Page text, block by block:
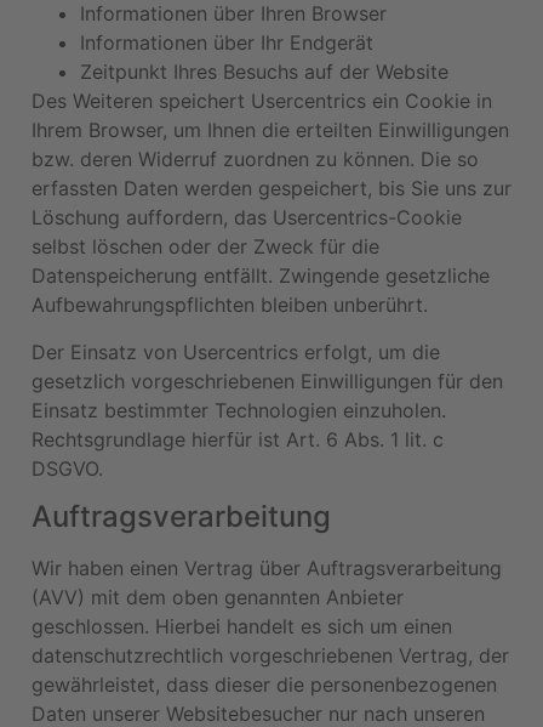
Informationen über Ihren Browser
Informationen über Ihr Endgerät
Zeitpunkt Ihres Besuchs auf der Website
Des Weiteren speichert Usercentrics ein Cookie in
Ihrem Browser, um Ihnen die erteilten Einwilligungen
bzw. deren Widerruf zuordnen zu können. Die so
erfassten Daten werden gespeichert, bis Sie uns zur
Löschung auffordern, das Usercentrics-Cookie
selbst löschen oder der Zweck für die
Datenspeicherung entfällt. Zwingende gesetzliche
Aufbewahrungspflichten bleiben unberührt.
Der Einsatz von Usercentrics erfolgt, um die
gesetzlich vorgeschriebenen Einwilligungen für den
Einsatz bestimmter Technologien einzuholen.
Rechtsgrundlage hierfür ist Art. 6 Abs. 1 lit. c
DSGVO.
Auftragsverarbeitung
Wir haben einen Vertrag über Auftragsverarbeitung
(AVV) mit dem oben genannten Anbieter
geschlossen. Hierbei handelt es sich um einen
datenschutzrechtlich vorgeschriebenen Vertrag, der
gewährleistet, dass dieser die personenbezogenen
Daten unserer Websitebesucher nur nach unseren